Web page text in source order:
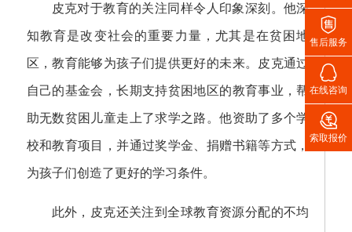
皮克对于教育的关注同样令人印象深刻。他深
知教育是改变社会的重要力量，尤其是在贫困地
区，教育能够为孩子们提供更好的未来。皮克通过
自己的基金会，长期支持贫困地区的教育事业，帮
助无数贫困儿童走上了求学之路。他资助了多个学
校和教育项目，并通过奖学金、捐赠书籍等方式，
为孩子们创造了更好的学习条件。
此外，皮克还关注到全球教育资源分配的不均

售后服务

在线咨询

索取报价